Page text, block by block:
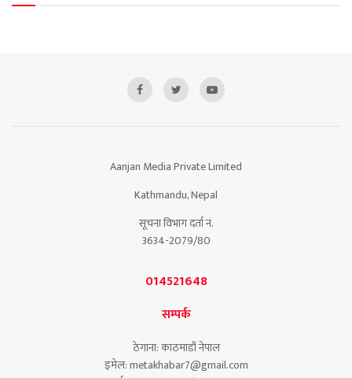
Aanjan Media Private Limited
Kathmandu, Nepal
सूचना विभाग दर्ता नं.
3634-2079/80
014521648
सम्पर्क
ठेगाना: काठमाडौं नेपाल
इमेल: metakhabar7@gmail.com